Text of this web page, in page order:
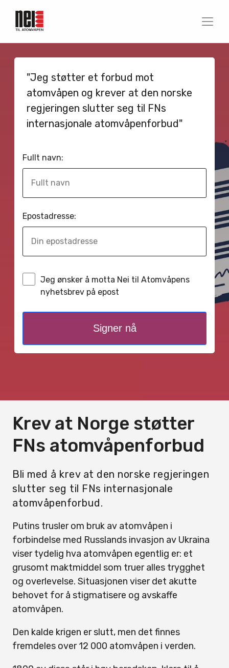
"Jeg støtter et forbud mot
atomvåpen og krever at den norske
regjeringen slutter seg til FNs
internasjonale atomvåpenforbud"
Fullt navn:
Epostadresse:
Jeg ønsker å motta Nei til Atomvåpens
nyhetsbrev på epost
Signer nå
Krev at Norge støtter
FNs atomvåpenforbud
Bli med å krev at den norske regjeringen
slutter seg til FNs internasjonale
atomvåpenforbud.
Putins trusler om bruk av atomvåpen i
forbindelse med Russlands invasjon av Ukraina
viser tydelig hva atomvåpen egentlig er: et
grusomt maktmiddel som truer alles trygghet
og overlevelse. Situasjonen viser det akutte
behovet for å stigmatisere og avskaffe
atomvåpen.
Den kalde krigen er slutt, men det finnes
fremdeles over 12 000 atomvåpen i verden.